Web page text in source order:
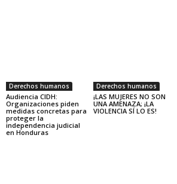
Derechos humanos
Audiencia CIDH:
Organizaciones piden
medidas concretas para
proteger la
independencia judicial
en Honduras
Derechos humanos
¡LAS MUJERES NO SON
UNA AMENAZA; ¡LA
VIOLENCIA SÍ LO ES!